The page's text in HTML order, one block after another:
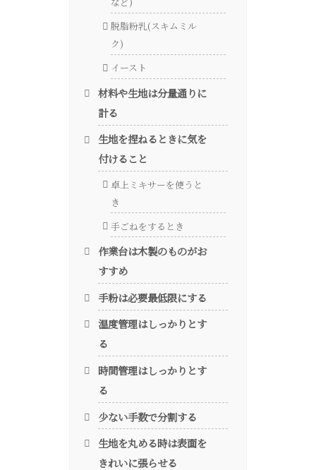
脱脂粉乳(スキムミル
ク)
イースト
材料や生地は分量通りに
計る
生地を捏ねるときに気を
付けること
卓上ミキサーを使うと
き
手ごねをするとき
作業台は木製のものがお
すすめ
手粉は必要最低限にする
温度管理はしっかりとす
る
時間管理はしっかりとす
る
少ない手数で分割する
生地を丸める時は表面を
きれいに張らせる